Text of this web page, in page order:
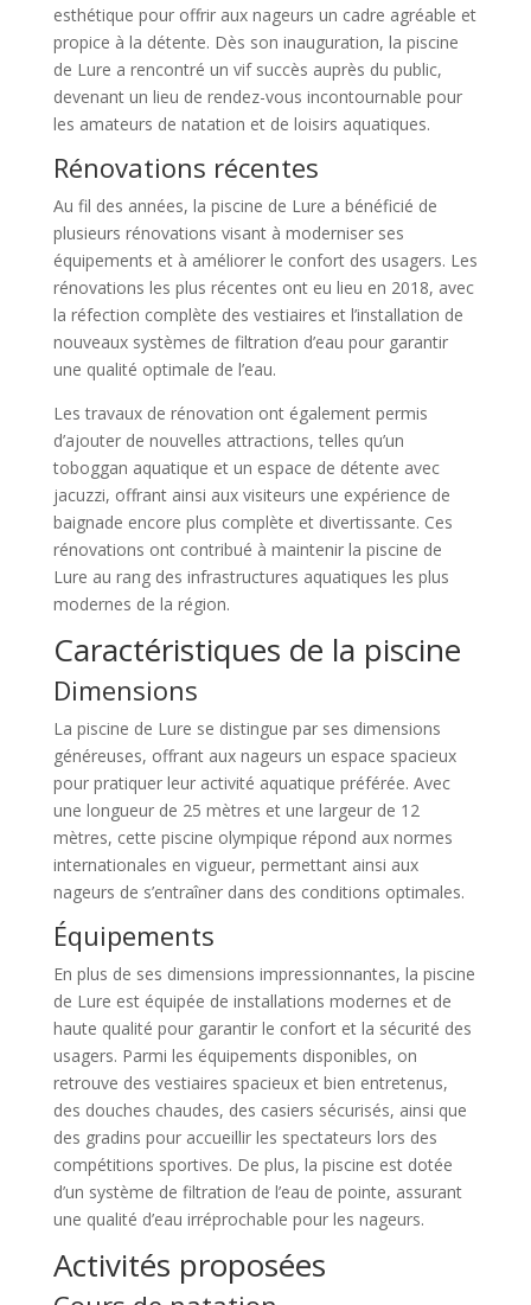
esthétique pour offrir aux nageurs un cadre agréable et
propice à la détente. Dès son inauguration, la piscine
de Lure a rencontré un vif succès auprès du public,
devenant un lieu de rendez-vous incontournable pour
les amateurs de natation et de loisirs aquatiques.
Rénovations récentes
Au fil des années, la piscine de Lure a bénéficié de
plusieurs rénovations visant à moderniser ses
équipements et à améliorer le confort des usagers. Les
rénovations les plus récentes ont eu lieu en 2018, avec
la réfection complète des vestiaires et l’installation de
nouveaux systèmes de filtration d’eau pour garantir
une qualité optimale de l’eau.
Les travaux de rénovation ont également permis
d’ajouter de nouvelles attractions, telles qu’un
toboggan aquatique et un espace de détente avec
jacuzzi, offrant ainsi aux visiteurs une expérience de
baignade encore plus complète et divertissante. Ces
rénovations ont contribué à maintenir la piscine de
Lure au rang des infrastructures aquatiques les plus
modernes de la région.
Caractéristiques de la piscine
Dimensions
La piscine de Lure se distingue par ses dimensions
généreuses, offrant aux nageurs un espace spacieux
pour pratiquer leur activité aquatique préférée. Avec
une longueur de 25 mètres et une largeur de 12
mètres, cette piscine olympique répond aux normes
internationales en vigueur, permettant ainsi aux
nageurs de s’entraîner dans des conditions optimales.
Équipements
En plus de ses dimensions impressionnantes, la piscine
de Lure est équipée de installations modernes et de
haute qualité pour garantir le confort et la sécurité des
usagers. Parmi les équipements disponibles, on
retrouve des vestiaires spacieux et bien entretenus,
des douches chaudes, des casiers sécurisés, ainsi que
des gradins pour accueillir les spectateurs lors des
compétitions sportives. De plus, la piscine est dotée
d’un système de filtration de l’eau de pointe, assurant
une qualité d’eau irréprochable pour les nageurs.
Activités proposées